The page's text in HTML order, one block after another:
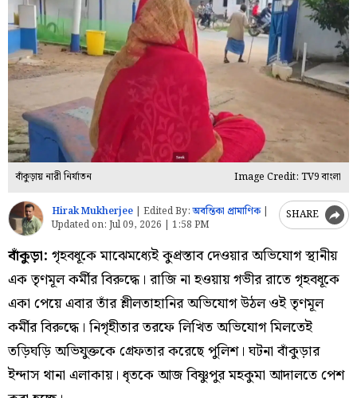
বাঁকুড়ায় নারী নির্যাতন Image Credit: TV9 বাংলা
Hirak Mukherjee Edited By:অবন্তিকা প্রামাণিক|
Updated on: Jul 09, 2026 | 1:58 PM
SHARE
বাঁকুড়া: গৃহবধূকে মাঝেমধ্যেই কুপ্রস্তাব দেওয়ার অভিযোগ স্থানীয়
এক তৃণমূল কর্মীর বিরুদ্ধে। রাজি না হওয়ায় গভীর রাতে গৃহবধূকে
একা পেয়ে এবার তাঁর শ্লীলতাহানির অভিযোগ উঠল ওই তৃণমূল
কর্মীর বিরুদ্ধে। নিগৃহীতার তরফে লিখিত অভিযোগ মিলতেই
তড়িঘড়ি অভিযুক্তকে গ্রেফতার করেছে পুলিশ। ঘটনা বাঁকুড়ার
ইন্দাস থানা এলাকায়। ধৃতকে আজ বিষ্ণুপুর মহকুমা আদালতে পেশ